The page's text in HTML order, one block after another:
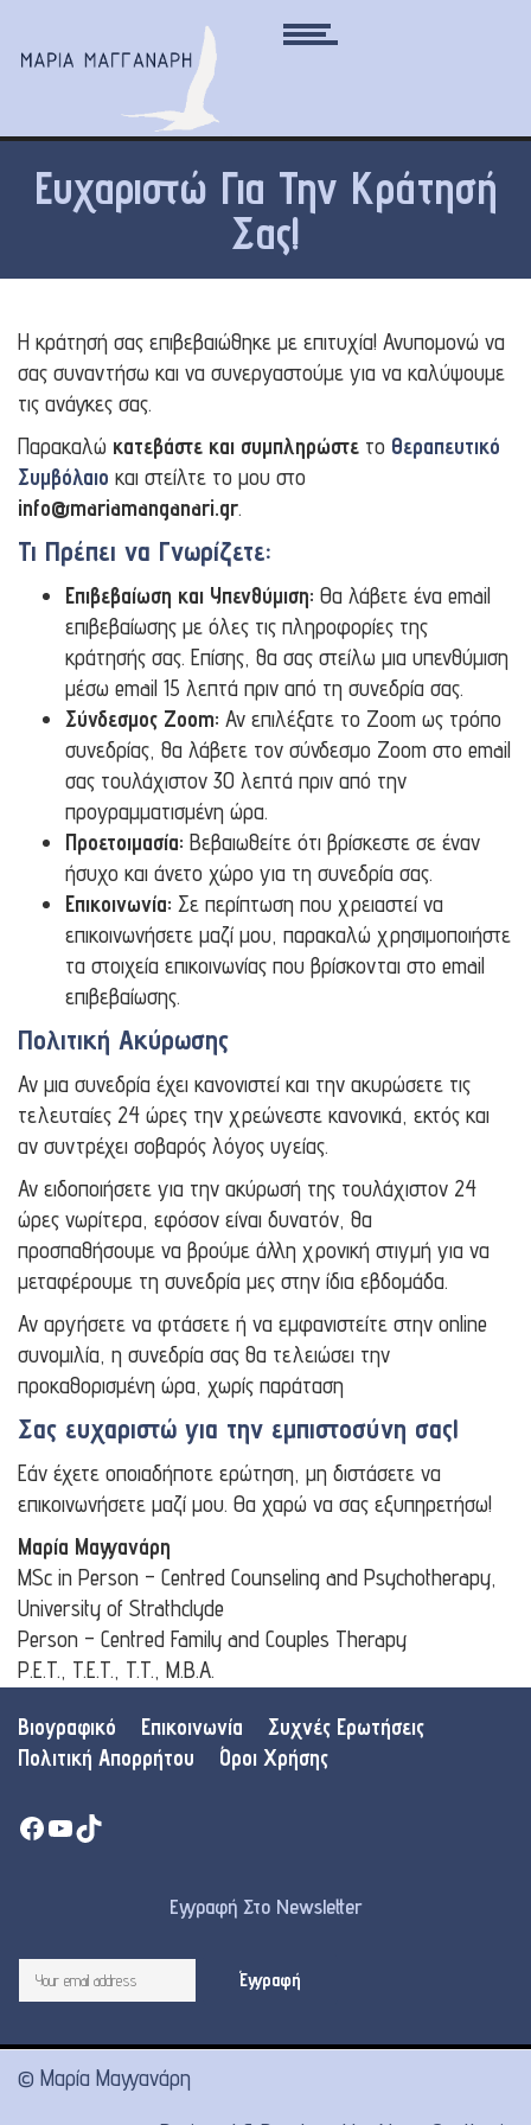
Ευχαριστώ Για Την Κράτησή
Σας!
Η κράτησή σας επιβεβαιώθηκε με επιτυχία! Ανυπομονώ να
σας συναντήσω και να συνεργαστούμε για να καλύψουμε
τις ανάγκες σας.
Παρακαλώ κατεβάστε και συμπληρώστε το Θεραπευτικό
Συμβόλαιο και στείλτε το μου στο
info@mariamanganari.gr.
Τι Πρέπει να Γνωρίζετε:
Επιβεβαίωση και Υπενθύμιση: Θα λάβετε ένα email
επιβεβαίωσης με όλες τις πληροφορίες της
κράτησής σας. Επίσης, θα σας στείλω μια υπενθύμιση
μέσω email 15 λεπτά πριν από τη συνεδρία σας.
Σύνδεσμος Zoom: Αν επιλέξατε το Zoom ως τρόπο
συνεδρίας, θα λάβετε τον σύνδεσμο Zoom στο email
σας τουλάχιστον 30 λεπτά πριν από την
προγραμματισμένη ώρα.
Προετοιμασία: Βεβαιωθείτε ότι βρίσκεστε σε έναν
ήσυχο και άνετο χώρο για τη συνεδρία σας.
Επικοινωνία: Σε περίπτωση που χρειαστεί να
επικοινωνήσετε μαζί μου, παρακαλώ χρησιμοποιήστε
τα στοιχεία επικοινωνίας που βρίσκονται στο email
επιβεβαίωσης.
Πολιτική Ακύρωσης
Αν μια συνεδρία έχει κανονιστεί και την ακυρώσετε τις
τελευταίες 24 ώρες την χρεώνεστε κανονικά, εκτός και
αν συντρέχει σοβαρός λόγος υγείας.
Αν ειδοποιήσετε για την ακύρωσή της τουλάχιστον 24
ώρες νωρίτερα, εφόσον είναι δυνατόν, θα
προσπαθήσουμε να βρούμε άλλη χρονική στιγμή για να
μεταφέρουμε τη συνεδρία μες στην ίδια εβδομάδα.
Αν αργήσετε να φτάσετε ή να εμφανιστείτε στην online
συνομιλία, η συνεδρία σας θα τελειώσει την
προκαθορισμένη ώρα, χωρίς παράταση
Σας ευχαριστώ για την εμπιστοσύνη σας!
Εάν έχετε οποιαδήποτε ερώτηση, μη διστάσετε να
επικοινωνήσετε μαζί μου. Θα χαρώ να σας εξυπηρετήσω!
Μαρία Μαγγανάρη
MSc in Person – Centred Counseling and Psychotherapy,
University of Strathclyde
Person – Centred Family and Couples Therapy
P.E.T., T.E.T., T.T., M.B.A.
Βιογραφικό Επικοινωνία
Συχνές Ερωτήσεις
Πολιτική Απορρήτου
Όροι Χρήσης
Facebook
YouTube
TikTok
Εγγραφή Στο Newsletter
© Μαρία Μαγγανάρη